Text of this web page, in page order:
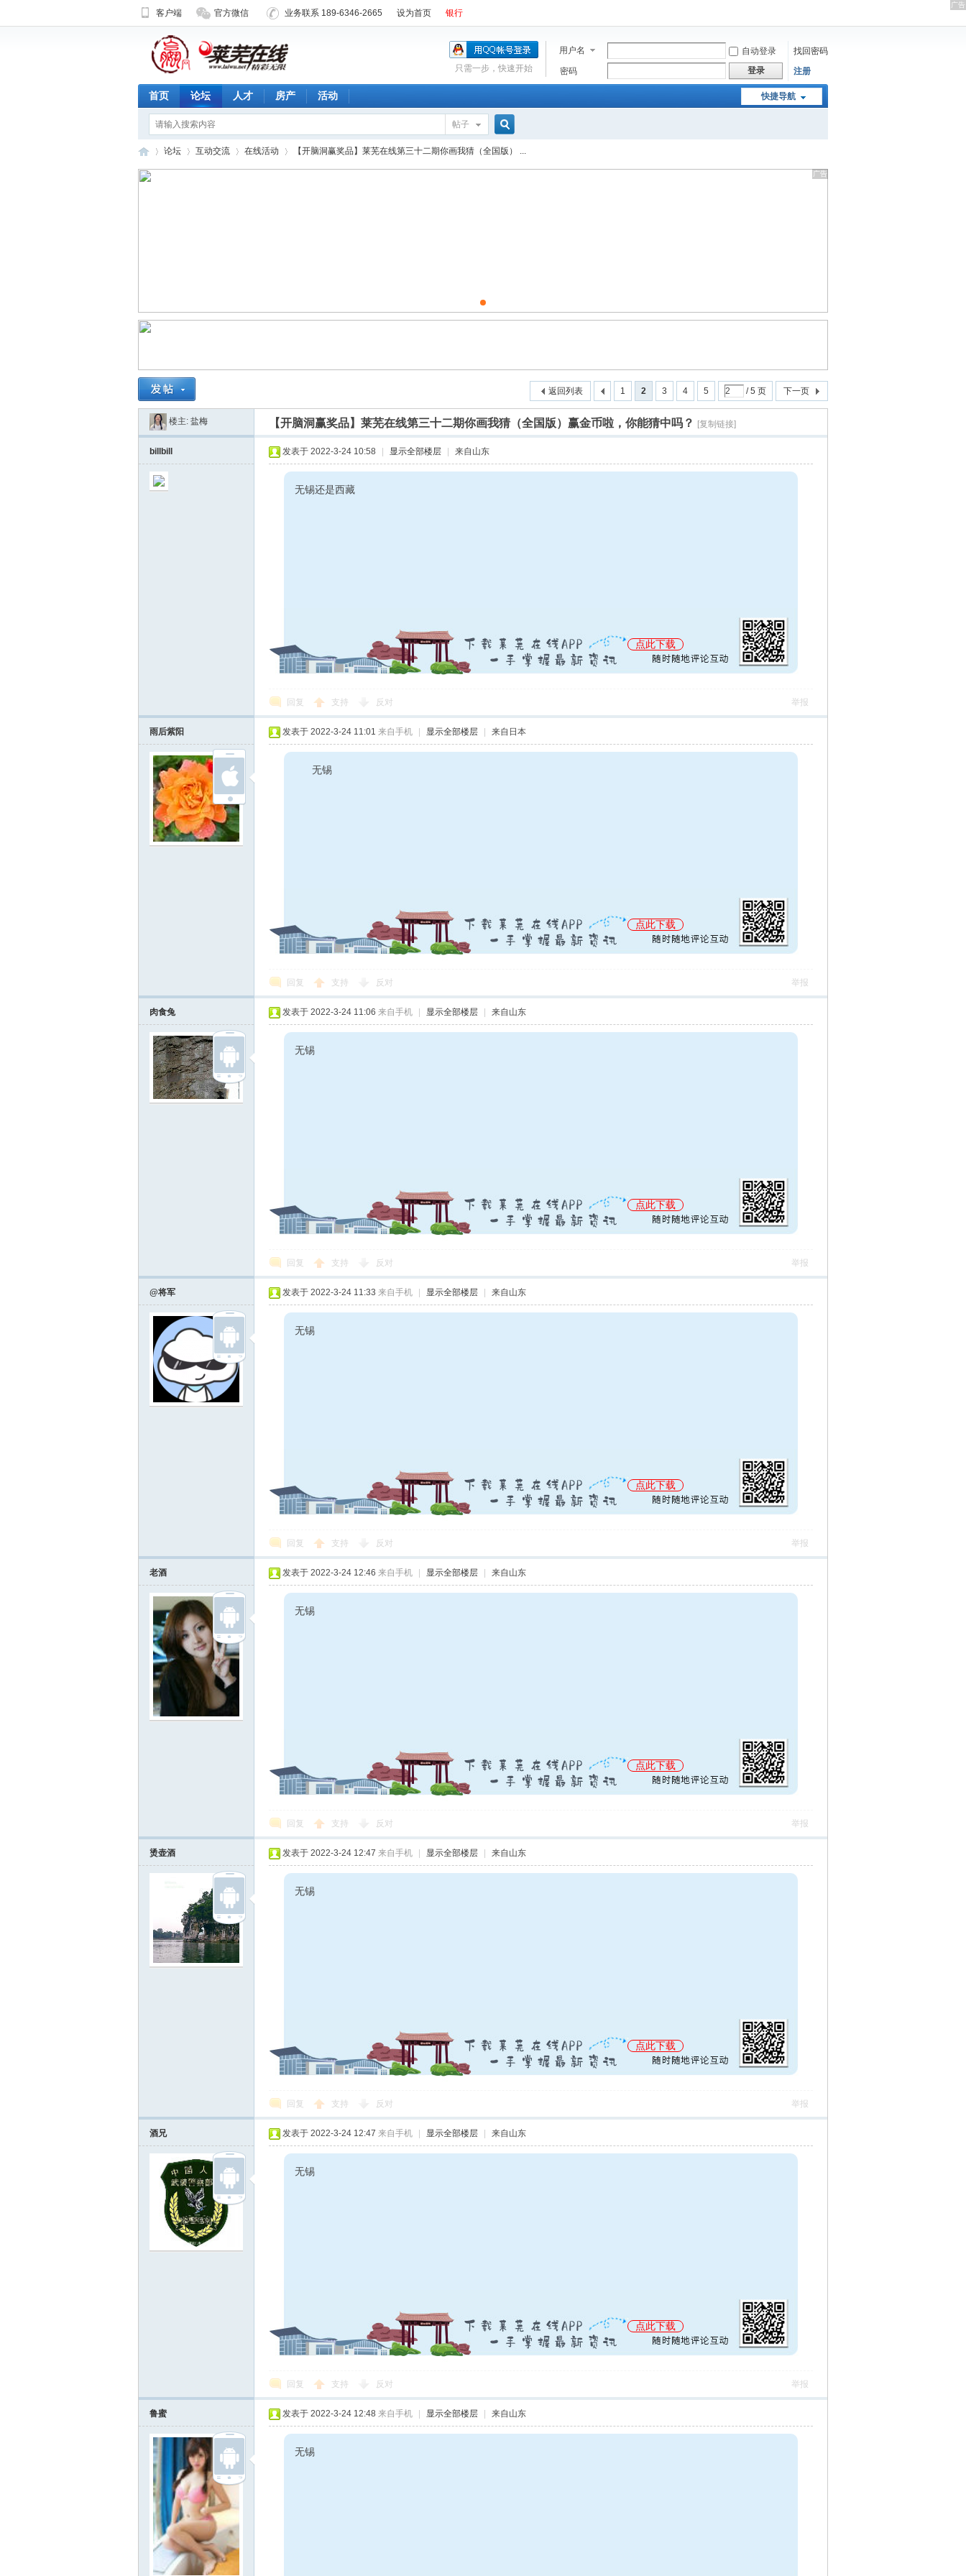
客户端 官方微信 业务联系 189-6346-2665 设为首页 银行
用户名 自动登录
找回密码
密码
登录 注册
只需一步，快速开始
快捷导航
首页 论坛 人才 房产 活动
帖子
搜
论坛 互动交流 在线活动 【开脑洞赢奖品】莱芜在线第三十二期你画我猜（全国版） ...
1 2 3 4 5 / 5 页 下一页
返回列表
楼主: 盐梅 【开脑洞赢奖品】莱芜在线第三十二期你画我猜（全国版）赢金币啦，你能猜中吗？ [复制链接]
billbill 发表于 2022-3-24 10:58 显示全部楼层 来自山东
无锡还是西藏
点此下载
回复 支持 反对 举报
雨后紫阳 发表于 2022-3-24 11:01 来自手机 显示全部楼层 来自日本
无锡
点此下载
回复 支持 反对 举报
肉食兔 发表于 2022-3-24 11:06 来自手机 显示全部楼层 来自山东
无锡
点此下载
回复 支持 反对 举报
@将军 发表于 2022-3-24 11:33 来自手机 显示全部楼层 来自山东
无锡
点此下载
回复 支持 反对 举报
老酒 发表于 2022-3-24 12:46 来自手机 显示全部楼层 来自山东
无锡
点此下载
回复 支持 反对 举报
烫壶酒 发表于 2022-3-24 12:47 来自手机 显示全部楼层 来自山东
无锡
点此下载
回复 支持 反对 举报
酒兄 发表于 2022-3-24 12:47 来自手机 显示全部楼层 来自山东
无锡
点此下载
回复 支持 反对 举报
鲁蜜 发表于 2022-3-24 12:48 来自手机 显示全部楼层 来自山东
无锡